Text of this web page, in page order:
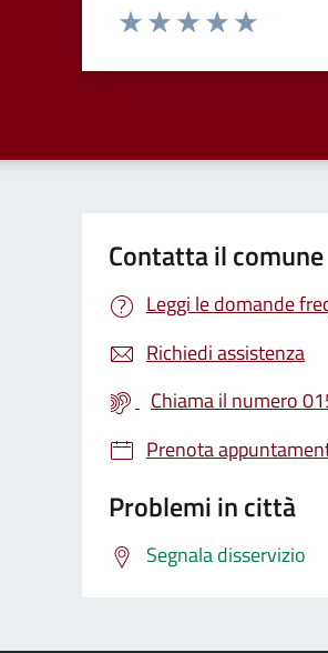
Valuta da 1 a 5 stelle la pagina
Contatta il comune
Leggi le domande
Richiedi assistenza
Chiama il numero
Prenota
Problemi in città
Segnala disservizio